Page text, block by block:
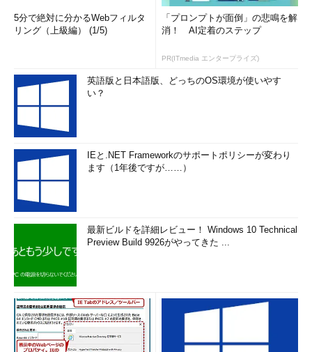
5分で絶対に分かるWebフィルタ
リング（上級編） (1/5)
「プロンプトが面倒」の悲鳴を解
消！ AI定着のステップ
PR(ITmedia エンタープライズ)
英語版と日本語版、どっちのOS環境が使いやす
い？
IEと.NET Frameworkのサポートポリシーが変わり
ます（1年後ですが……）
最新ビルドを詳細レビュー！ Windows 10 Technical
Preview Build 9926がやってきた ...